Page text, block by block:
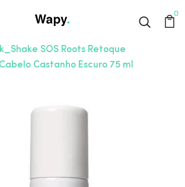
0
SOS Roots Retoque
Castanho Escuro 75 ml